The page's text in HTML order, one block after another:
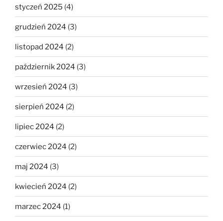
styczeń 2025 (4)
grudzień 2024 (3)
listopad 2024 (2)
październik 2024 (3)
wrzesień 2024 (3)
sierpień 2024 (2)
lipiec 2024 (2)
czerwiec 2024 (2)
maj 2024 (3)
kwiecień 2024 (2)
marzec 2024 (1)